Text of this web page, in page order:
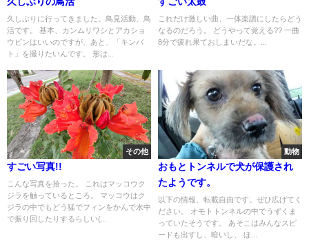
久しぶりに行ってきました。鳥見活動、鳥
活です。 基本、カンムリワシとアカショ
ウビンはいいのですが、あと、「キンバ
ト」を撮りたいんです。 形は...
これだけ激しい曲、一体楽譜にしたらどう
なるのだろう。 どうやって覚える?? 一曲
8分で疲れ果ておしまいだな。...
その他
すごい写真!!
こんな写真を拾った。 これはマッコウク
ジラを触っているところ。 マッコウはク
ジラの中でもどう猛でフィンをかんで水中
で振り回したりするらしい(...
動物
おもとトンネルで犬が保護され
たようです。
以下の情報、転載自由です。ぜひ広げてく
ださい。 オモトトンネルの中でうずくま
っていたそうです。 あそこはみんなスピ
ードも出すし、暗いし、 ほ...